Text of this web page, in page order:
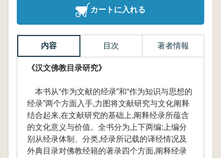
カートに入れる
内容 目次 著者情報
《汉文佛教目录研究》
本书从“作为文献的经录”和“作为知识与思想的
经录”两个方面入手,力图将文献研究与文化阐释
结合起来,在文献研究的基础上,阐释经录所蕴含
的文化意义与价值。全书分为上下两编:上编分
别从经录体制、分类,经录所记载的译经情况及
外典目录对佛教经籍的著录四个方面,阐释经录